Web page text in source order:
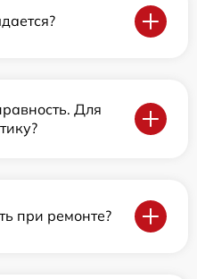
Для
при ремонте?